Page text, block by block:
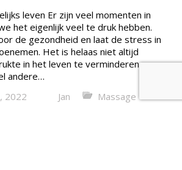
leven Er zijn veel momenten in
het eigenlijk veel te druk hebben.
de gezondheid en laat de stress in
Het is helaas niet altijd
in het leven te verminderen,
andere…
2022
Jan Massage